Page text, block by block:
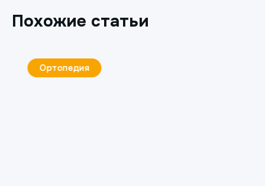
Похожие статьи
Ортопедия